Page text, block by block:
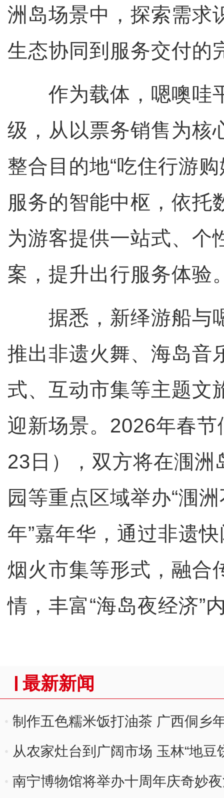
洲岛场景中，探索需求
生态协同到服务交付的
作为载体，嗯噢哇
级，从以票务销售为核
整合目的地“吃住行游
服务的智能中枢，依托
为游客提供一站式、个
案，提升出行服务体验
据悉，新绎游船与
推出非遗火舞、海岛音
式、互动市集等主题文
迎新场景。2026年春
23日），双方将在涠洲
园等重点区域举办“涠
年”嘉年华，通过非遗
烟火市集等形式，融合
情，丰富“海岛夜经济”
最新新闻
制作五色糯米饭打油茶 广西侗乡
从农家灶台到广阔市场 玉林“地豆
南宁博物馆将举办十周年庆奇妙